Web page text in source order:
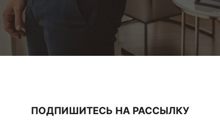
ПОДПИШИТЕСЬ НА РАССЫЛКУ